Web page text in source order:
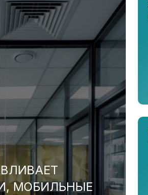
МОБИЛЬНЫЕ